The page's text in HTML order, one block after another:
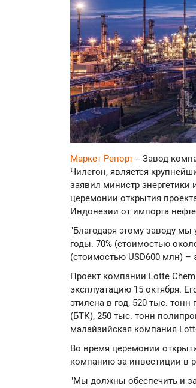
Маркет Репорт -- Завод
Чилегон, является
заявил министр
церемонии открытия
Индонезии от импорта
"Благодаря этому заводу
годы. 70% (стоимостью
(стоимостью USD600 млн) –
Проект компании Lotte
эксплуатацию 15 октября.
этилена в год, 520 тыс.
(БТК), 250 тыс. тонн
малайзийская компания
Во время церемонии
компанию за инвестиции в
"Мы должны обеспечить и